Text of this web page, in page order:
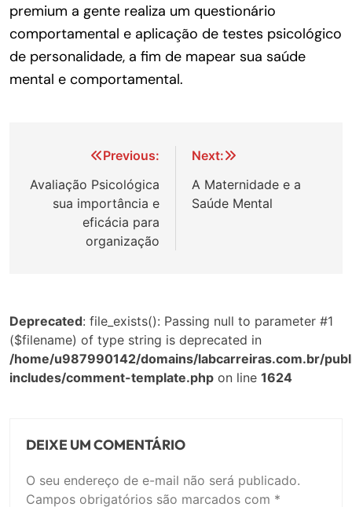
premium a gente realiza um questionário
comportamental e aplicação de testes psicológico
de personalidade, a fim de mapear sua saúde
mental e comportamental.
Navegação
de
Post
Previous:
Avaliação Psicológica
sua importância e
eficácia para
organização
Next:
A Maternidade e a
Saúde Mental
Deprecated: file_exists(): Passing null to parameter #1
($filename) of type string is deprecated in
/home/u987990142/domains/labcarreiras.com.br/
includes/comment-template.php on line 1624
DEIXE UM COMENTÁRIO
O seu endereço de e-mail não será publicado.
Campos obrigatórios são marcados com *